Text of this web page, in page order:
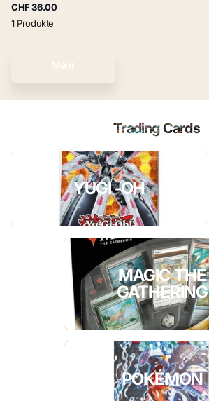
CHF 36.00
1 Produkte
Mehr
Trading Cards
YUGI -OH
MAGIC THE
GATHERING
POKÉMON